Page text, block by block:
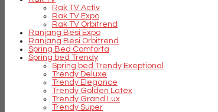
Rak TV Activ
Rak TV Expo
Rak TV Orbitrend
Ranjang Besi Expo
Ranjang Besi Orbitrend
Spring Bed Comforta
Spring bed Trendy
Spring bed Trendy Exeptional
Trendy Deluxe
Trendy Elegance
Trendy Golden Latex
Trendy Grand Lux
Trendy Super